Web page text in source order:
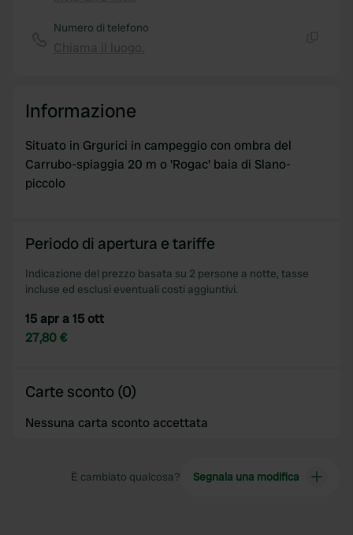
Numero di telefono
Informazione
Situato in Grgurici in campeggio con ombra del
Carrubo-spiaggia 20 m o 'Rogac' baia di Slano-
piccolo
Periodo di apertura e tariffe
Indicazione del prezzo basata su 2 persone a notte, tasse
incluse ed esclusi eventuali costi aggiuntivi.
15 apr a 15 ott
27,80 €
Carte sconto (0)
Nessuna carta sconto accettata
È cambiato qualcosa? Segnala una modifica